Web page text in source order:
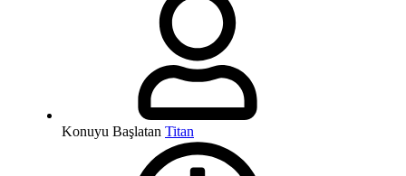
Konuyu Başlatan Titan